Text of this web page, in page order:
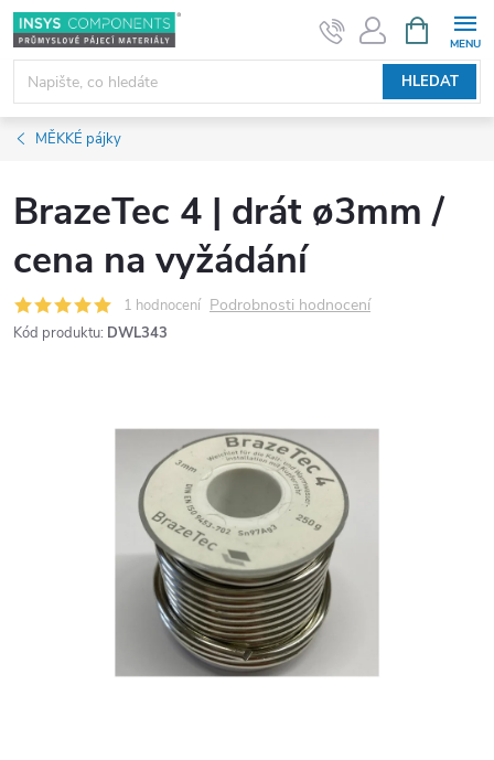
Přejít
na
obsah
HLEDAT
NÁKUPNÍ
KOŠÍK
MĚKKÉ pájky
BrazeTec 4 | drát ø3mm /
cena na vyžádání
1 hodnocení Podrobnosti hodnocení
Kód produktu: DWL343